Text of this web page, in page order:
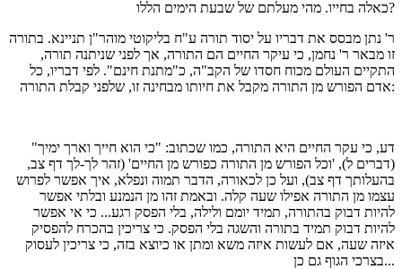
כאלה בחייו. מהי מעלתם של שבעת הימים הללו?
ר' נתן מבסס את דבריו על יסוד תורה ע"ח בליקוטי מוהר"ן תניינא. בתורה
זו מבאר ר' נחמן, כי עיקר החיים הם התורה, אך לפני שניתנה תורה,
התקיים העולם מכוח חסדו של הקב"ה, כ"מתנת חינם". לפי דבריו, כל
אדם הפורש מן התורה מקבל את חיותו מבחינה זו, שלפני קבלת התורה:
דע, כי עקר החיים היא התורה, כמו שכתוב: "כי הוא חייך וארך ימיך"
(דברים ל), 'וכל הפורש מן התורה כפורש מן החיים' (זהר לך-לך דף צב,
בהעלותך דף צב), ועל כן לכאורה, הדבר תמוה ונפלא, איך אפשר לפרוש
עצמו מן התורה אפילו שעה קלה. ובאמת זהו מן הנמנע ובלתי אפשר
להיות דבוק בהתורה, תמיד יומם ולילה, בלי הפסק רגע... כי אי אפשר
להיות דבוק תמיד בתורה והשגה בלי הפסק. כי צריכין בהכרח להפסיק
איזה שעה, אם לעשות איזה משא ומתן או כיוצא בזה, כי צריכין לעסוק
בצרכי הגוף גם כן...